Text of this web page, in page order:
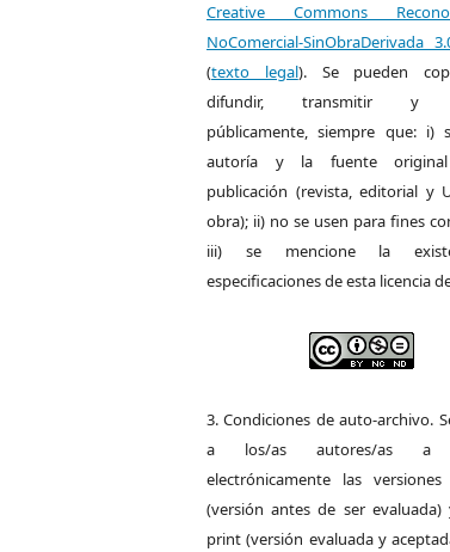
Creative Commons
NoComercial-SinObraDerivada
(texto legal). Se pueden
difundir, transmitir y
públicamente, siempre que: i)
autoría y la fuente
publicación (revista, editorial y
obra); ii) no se usen para fines
iii) se mencione la
especificaciones de esta licencia
3. Condiciones de auto-archivo.
a los/as autores/as a
electrónicamente las
(versión antes de ser
print (versión evaluada y